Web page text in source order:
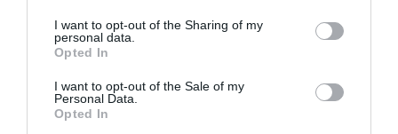
not limited to your visit or usage behaviour. You may click to
grant or deny consent to Google and its third-party tags to
use your data for below specified purposes in below Google
consent section.
I want to opt-out of the Sharing of my
personal data.
Opted In
I want to opt-out of the Sale of my
Personal Data.
Opted In